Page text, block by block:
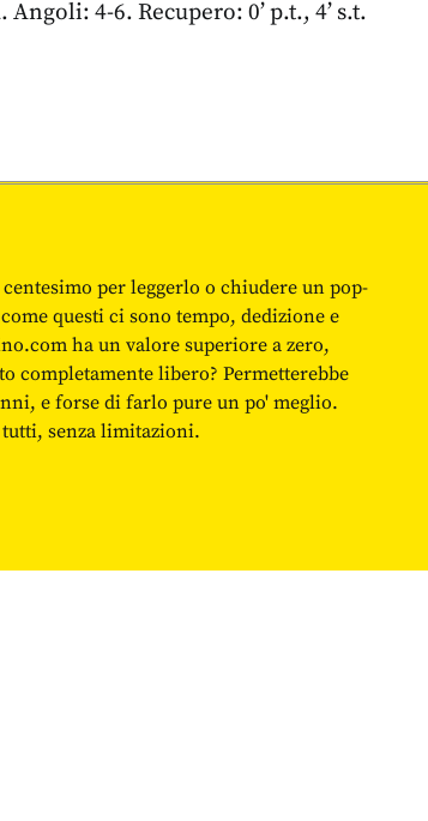
4-6. Recupero: 0’ p.t., 4’ s.t.
per leggerlo o chiudere un pop-
questi ci sono tempo, dedizione e
ha un valore superiore a zero,
completamente libero? Permetterebbe
e forse di farlo pure un po' meglio.
senza limitazioni.